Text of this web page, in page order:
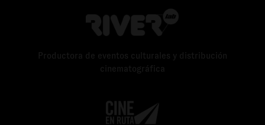
Productora de eventos culturales y distribución
cinematográfica